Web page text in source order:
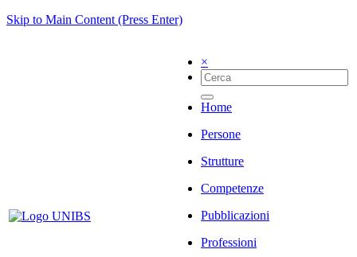
Skip to Main Content (Press Enter)
×
Home
Persone
Strutture
Competenze
Pubblicazioni
Professioni